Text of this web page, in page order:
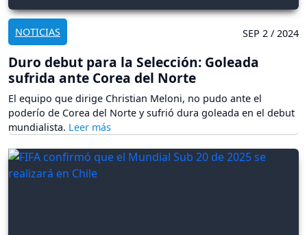
NOTICIAS SEP 2 / 2024
Duro debut para la Selección: Goleada
sufrida ante Corea del Norte
El equipo que dirige Christian Meloni, no pudo ante el
poderío de Corea del Norte y sufrió dura goleada en el debut
mundialista.